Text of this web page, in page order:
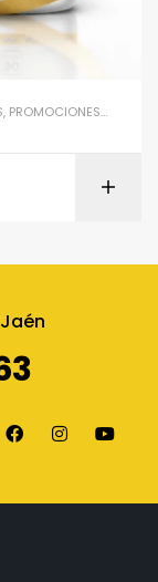
, PROMOCIONES,PROTEIN